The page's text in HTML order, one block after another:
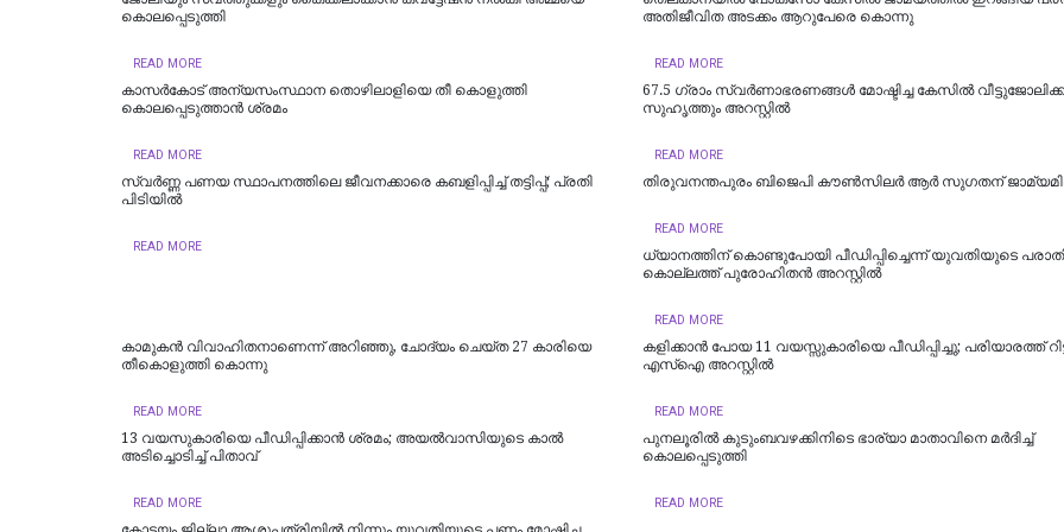
കൊലപ്പെടുത്തി
READ MORE
അതിജീവിത അടക്കം ആറുപേരെ കൊന്നു
READ MORE
കാസര്‍കോട് അന്യസംസ്ഥാന തൊഴിലാളിയെ തീ കൊളുത്തി
കൊലപ്പെടുത്താന്‍ ശ്രമം
READ MORE
67.5 ഗ്രാം സ്വർണാഭരണങ്ങൾ മോഷ്ടിച്ച കേസിൽ
സുഹൃത്തും അറസ്റ്റിൽ
READ MORE
സ്വർണ്ണ പണയ സ്ഥാപനത്തിലെ ജീവനക്കാരെ കബളിപ്പിച്ച് തട്ടിപ്പ്; പ്രതി
പിടിയില്‍
READ MORE
തിരുവനന്തപുരം ബിജെപി കൗൺസിലർ ആർ സുഗതന്
READ MORE
ധ്യാനത്തിന് കൊണ്ടുപോയി പീഡിപ്പിച്ചെന്ന് യുവതിയുടെ
കൊല്ലത്ത് പുരോഹിതന്‍ അറസ്റ്റില്‍
READ MORE
കാമുകൻ വിവാഹിതനാണെന്ന് അറിഞ്ഞു, ചോദ്യം ചെയ്ത 27 കാരിയെ
തീകൊളുത്തി കൊന്നു
READ MORE
കളിക്കാൻ പോയ 11 വയസ്സുകാരിയെ പീഡിപ്പിച്ചു; പരിയാരത്ത്
എസ്ഐ അറസ്റ്റിൽ
READ MORE
13 വയസുകാരിയെ പീഡിപ്പിക്കാൻ ശ്രമം; അയല്‍വാസിയുടെ കാല്‍
അടിച്ചൊടിച്ച് പിതാവ്
READ MORE
പുനലൂരിൽ കുടുംബവഴക്കിനിടെ ഭാര്യാ മാതാവിനെ മർദിച്ച്
കൊലപ്പെടുത്തി
READ MORE